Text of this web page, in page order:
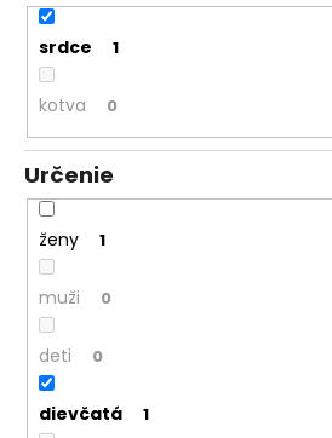
srdce 1
kotva 0
Určenie
ženy 1
muži 0
deti 0
dievčatá 1